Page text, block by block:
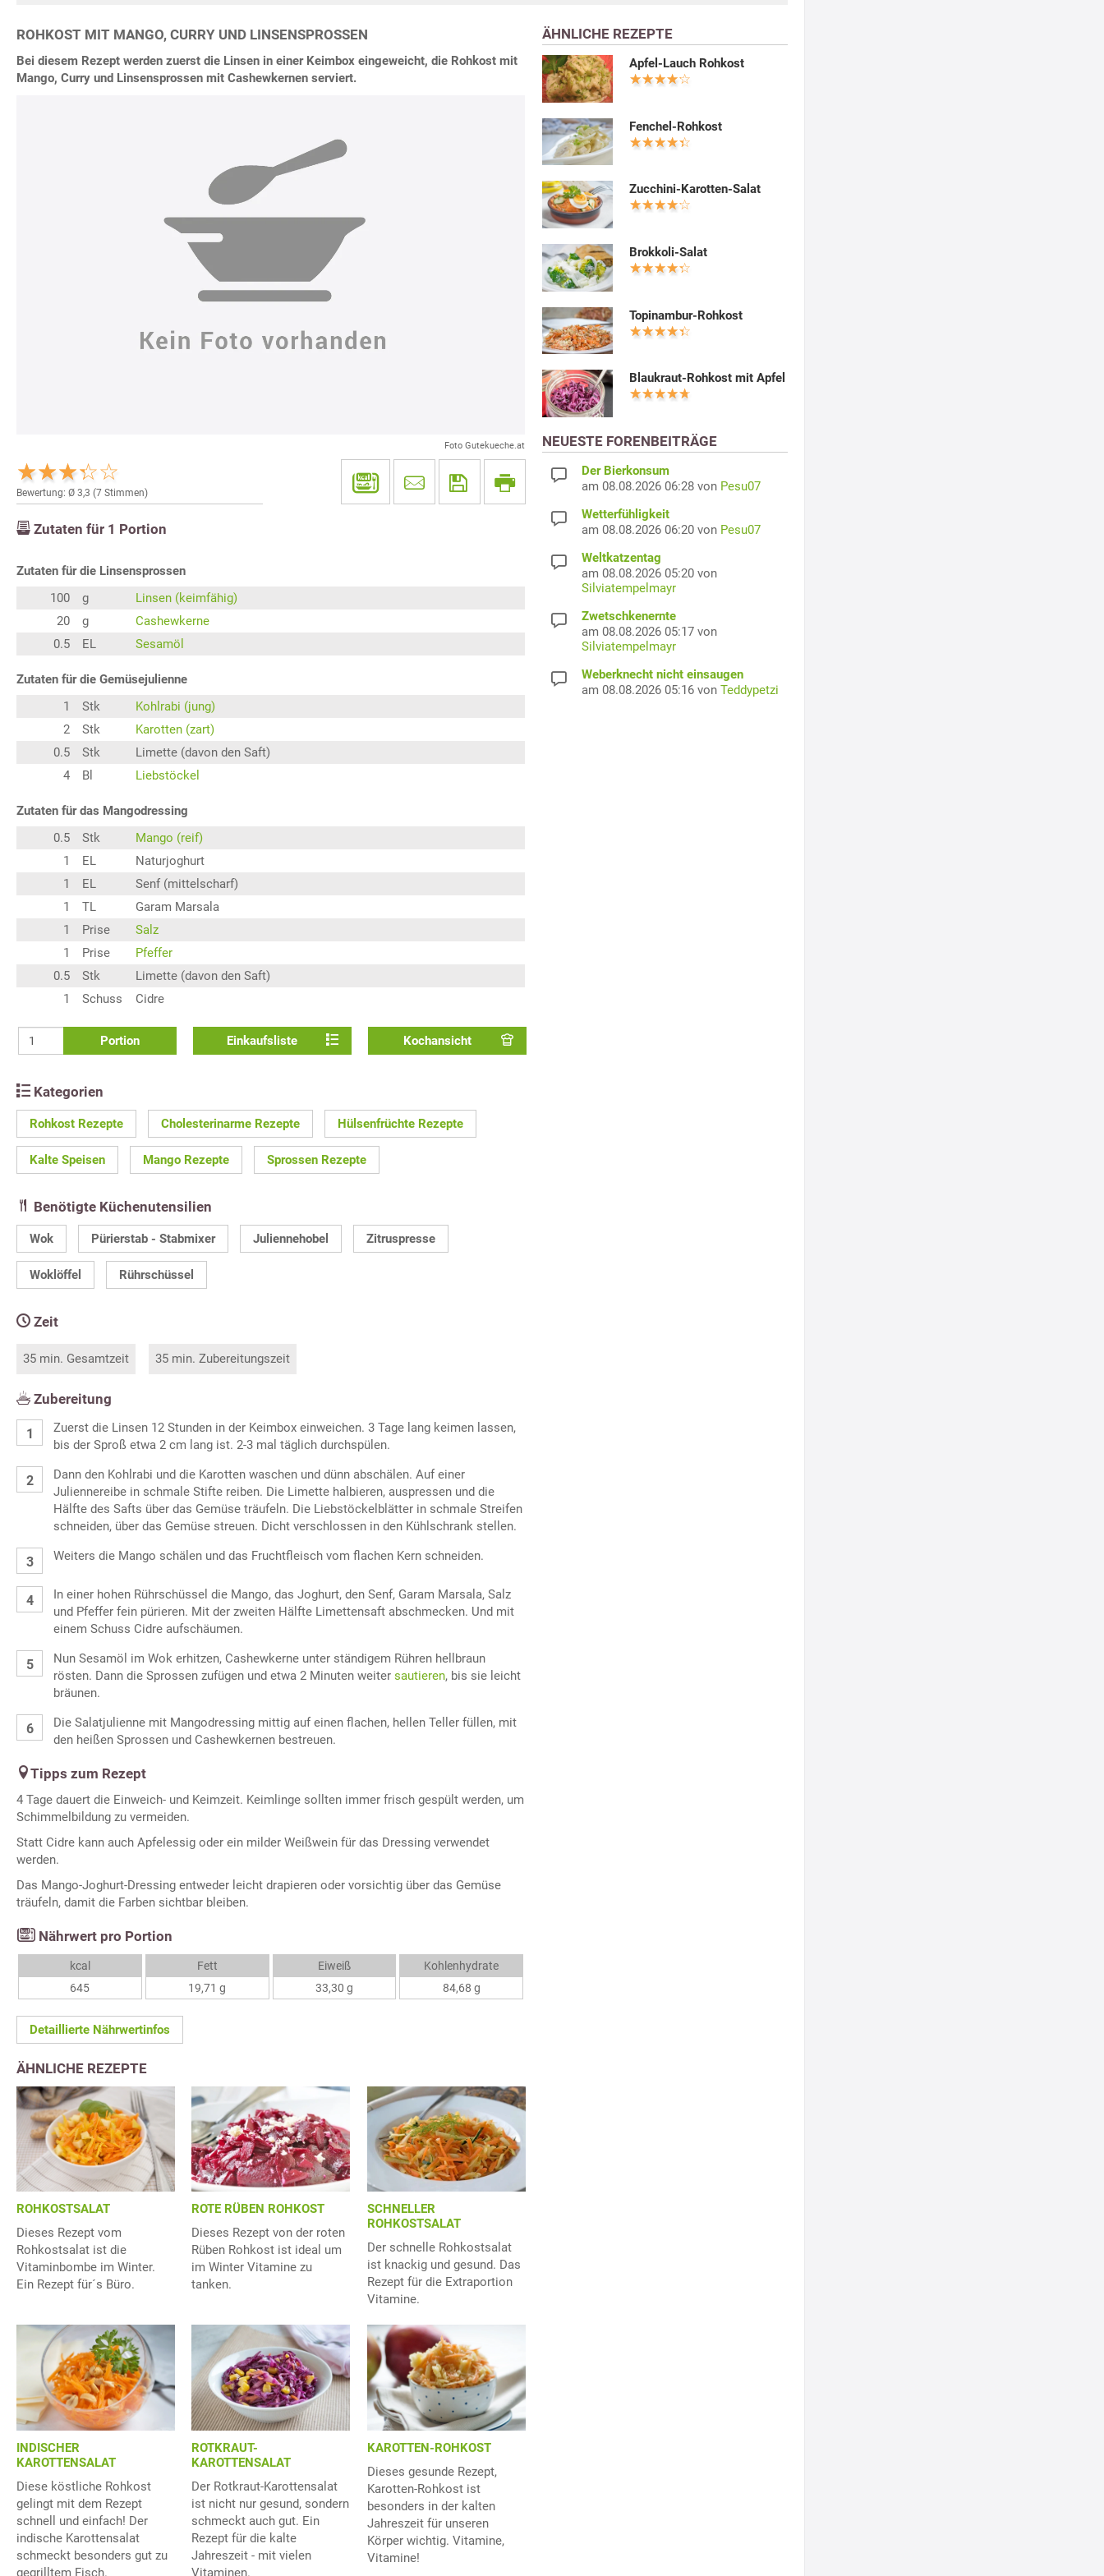
ROHKOST MIT MANGO, CURRY UND LINSENSPROSSEN
Bei diesem Rezept werden zuerst die Linsen in einer Keimbox eingeweicht, die Rohkost mit
Mango, Curry und Linsensprossen mit Cashewkernen serviert.
Foto Gutekueche.at
Bewertung: Ø 3,3 (7 Stimmen)
Zutaten für 1 Portion
Zutaten für die Linsensprossen
100
g
Linsen (keimfähig)
20
g
Cashewkerne
0.5
EL Sesamöl
Zutaten für die Gemüsejulienne
1
Stk
Kohlrabi (jung)
2
Stk
Karotten (zart)
0.5
Stk
Limette (davon den Saft)
4
Bl Liebstöckel
Zutaten für das Mangodressing
0.5
Stk
Mango (reif)
1
EL
Naturjoghurt
1
EL
Senf (mittelscharf)
1
TL
Garam Marsala
1
Prise
Salz
1
Prise
Pfeffer
0.5
Stk
Limette (davon den Saft)
1
Schuss Cidre
Portion Einkaufsliste Kochansicht
Kategorien
Rohkost Rezepte Cholesterinarme Rezepte Hülsenfrüchte Rezepte
Kalte Speisen Mango Rezepte Sprossen Rezepte
Benötigte Küchenutensilien
Wok Pürierstab - Stabmixer Juliennehobel Zitruspresse
Woklöffel Rührschüssel
Zeit
35 min. Gesamtzeit 35 min. Zubereitungszeit
Zubereitung
Zuerst die Linsen 12 Stunden in der Keimbox einweichen. 3 Tage lang keimen lassen,
bis der Sproß etwa 2 cm lang ist. 2-3 mal täglich durchspülen.
Dann den Kohlrabi und die Karotten waschen und dünn abschälen. Auf einer
Juliennereibe in schmale Stifte reiben. Die Limette halbieren, auspressen und die
Hälfte des Safts über das Gemüse träufeln. Die Liebstöckelblätter in schmale Streifen
schneiden, über das Gemüse streuen. Dicht verschlossen in den Kühlschrank stellen.
Weiters die Mango schälen und das Fruchtfleisch vom flachen Kern schneiden.
In einer hohen Rührschüssel die Mango, das Joghurt, den Senf, Garam Marsala, Salz
und Pfeffer fein pürieren. Mit der zweiten Hälfte Limettensaft abschmecken. Und mit
einem Schuss Cidre aufschäumen.
Nun Sesamöl im Wok erhitzen, Cashewkerne unter ständigem Rühren hellbraun
rösten. Dann die Sprossen zufügen und etwa 2 Minuten weiter sautieren, bis sie leicht
bräunen.
Die Salatjulienne mit Mangodressing mittig auf einen flachen, hellen Teller füllen, mit
den heißen Sprossen und Cashewkernen bestreuen.
Tipps zum Rezept
4 Tage dauert die Einweich- und Keimzeit. Keimlinge sollten immer frisch gespült werden, um
Schimmelbildung zu vermeiden.
Statt Cidre kann auch Apfelessig oder ein milder Weißwein für das Dressing verwendet
werden.
Das Mango-Joghurt-Dressing entweder leicht drapieren oder vorsichtig über das Gemüse
träufeln, damit die Farben sichtbar bleiben.
Nährwert pro Portion
kcal
645
Fett
19,71 g
Eiweiß
33,30 g
Kohlenhydrate
84,68 g
Detaillierte Nährwertinfos
ÄHNLICHE REZEPTE
ROHKOSTSALAT
Dieses Rezept vom
Rohkostsalat ist die
Vitaminbombe im Winter.
Ein Rezept für´s Büro.
ROTE RÜBEN ROHKOST
Dieses Rezept von der roten
Rüben Rohkost ist ideal um
im Winter Vitamine zu
tanken.
SCHNELLER
ROHKOSTSALAT
Der schnelle Rohkostsalat
ist knackig und gesund. Das
Rezept für die Extraportion
Vitamine.
INDISCHER
KAROTTENSALAT
Diese köstliche Rohkost
gelingt mit dem Rezept
schnell und einfach! Der
indische Karottensalat
schmeckt besonders gut zu
gegrilltem Fisch.
ROTKRAUT-
KAROTTENSALAT
Der Rotkraut-Karottensalat
ist nicht nur gesund, sondern
schmeckt auch gut. Ein
Rezept für die kalte
Jahreszeit - mit vielen
Vitaminen.
KAROTTEN-ROHKOST
Dieses gesunde Rezept,
Karotten-Rohkost ist
besonders in der kalten
Jahreszeit für unseren
Körper wichtig. Vitamine,
Vitamine!
ÄHNLICHE REZEPTE
Apfel-Lauch Rohkost
Fenchel-Rohkost
Zucchini-Karotten-Salat
Brokkoli-Salat
Topinambur-Rohkost
Blaukraut-Rohkost mit Apfel
NEUESTE FORENBEITRÄGE
Der Bierkonsum
am 08.08.2026 06:28 von Pesu07
Wetterfühligkeit
am 08.08.2026 06:20 von Pesu07
Weltkatzentag
am 08.08.2026 05:20 von
Silviatempelmayr
Zwetschkenernte
am 08.08.2026 05:17 von
Silviatempelmayr
Weberknecht nicht einsaugen
am 08.08.2026 05:16 von Teddypetzi